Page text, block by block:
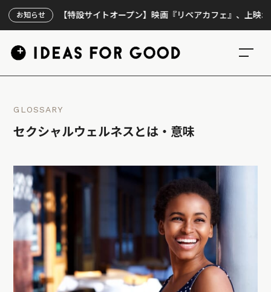
お知らせ
【特設サイトオープン】映画『リペアカフェ』、上映300回の先
GLOSSARY
セクシャルウェルネスとは・意味